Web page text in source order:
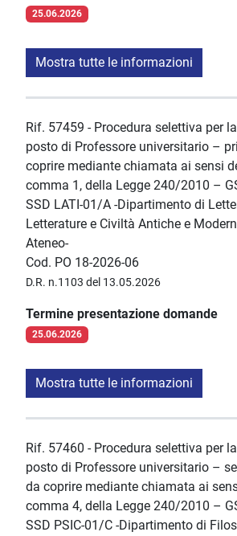
25.06.2026
Mostra tutte le informazioni
Rif. 57459 - Procedura selettiva per
posto di Professore universitario –
coprire mediante chiamata ai sensi
comma 1, della Legge 240/2010 –
SSD LATI-01/A -Dipartimento di
Letterature e Civiltà Antiche e
Ateneo-
Cod. PO 18-2026-06
D.R. n.1103 del 13.05.2026
Termine presentazione domande
25.06.2026
Mostra tutte le informazioni
Rif. 57460 - Procedura selettiva per
posto di Professore universitario –
da coprire mediante chiamata ai
comma 4, della Legge 240/2010 –
SSD PSIC-01/C -Dipartimento di